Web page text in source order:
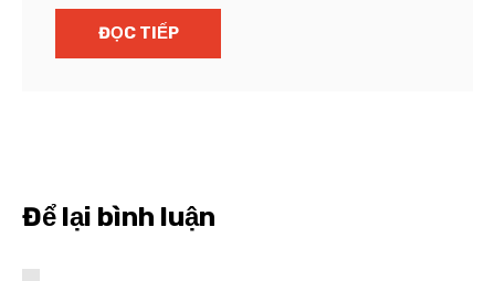
ĐỌC TIẾP
Để lại bình luận